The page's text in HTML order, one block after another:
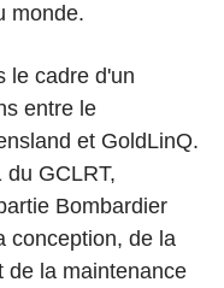
monde.
le cadre d'un
entre le
et GoldLinQ.
GCLRT,
Bombardier
conception, de la
de la maintenance